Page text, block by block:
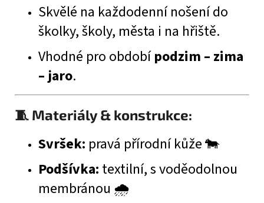
Skvělé na každodenní nošení do
školky, školy, města i na hřiště.
Vhodné pro obdobípodzim – zima
– jaro.
🧵 Materiály & konstrukce:
Svršek: pravá přírodní kůže 🐄
Podšívka: textilní, s voděodolnou
membránou 🌧️